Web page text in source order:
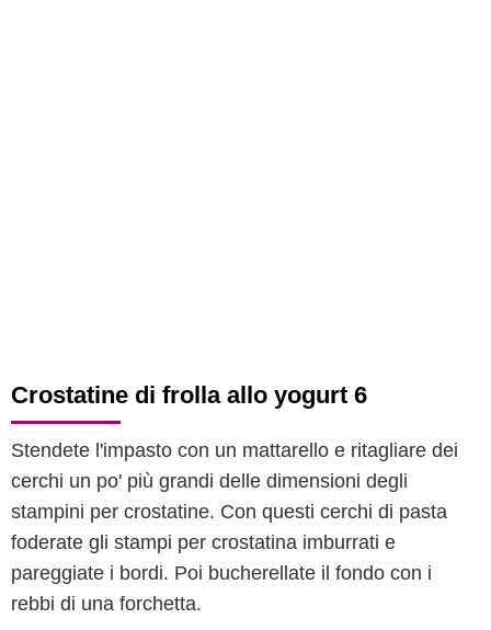
Crostatine di frolla allo yogurt 6
Stendete l'impasto con un mattarello e ritagliare dei
cerchi un po' più grandi delle dimensioni degli
stampini per crostatine. Con questi cerchi di pasta
foderate gli stampi per crostatina imburrati e
pareggiate i bordi. Poi bucherellate il fondo con i
rebbi di una forchetta.